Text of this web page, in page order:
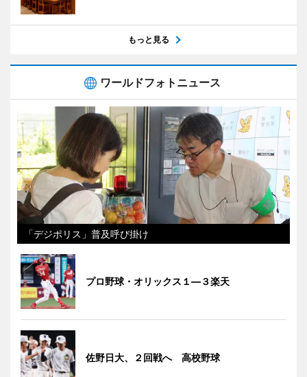
もっと見る
ワールドフォトニュース
「デジポリス」普及呼び掛け
プロ野球・オリックス１―３楽天
佐野日大、２回戦へ 高校野球